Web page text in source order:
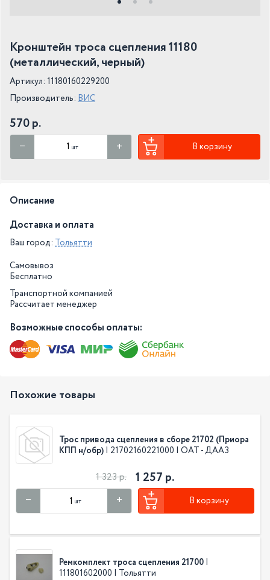
Кронштейн троса сцепления 11180
(металлический, черный)
Артикул: 11180160229200
Производитель: ВИС
570 р.
шт В корзину
Описание
Доставка и оплата
Ваш город: Тольятти
Самовывоз
Бесплатно
Транспортной компанией
Рассчитает менеджер
Возможные способы оплаты:
Похожие товары
Трос привода сцепления в сборе 21702 (Приора
КПП н/обр) | 21702160221000 | ОАТ - ДААЗ
1 323 р. 1 257 р.
шт В корзину
Ремкомплект троса сцепления 21700 |
111801602000 | Тольятти